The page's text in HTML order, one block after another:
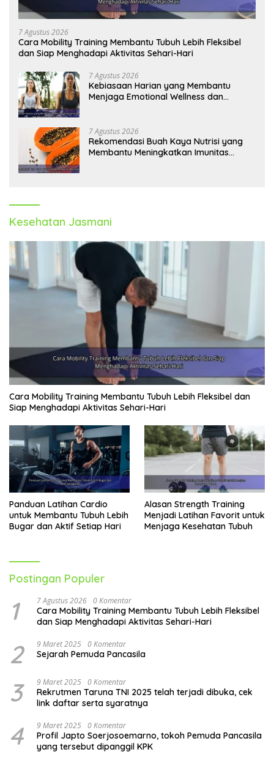
7 Agustus 2026
Cara Mobility Training Membantu Tubuh Lebih Fleksibel
dan Siap Menghadapi Aktivitas Sehari-Hari
7 Agustus 2026
Kebiasaan Harian yang Membantu
Menjaga Emotional Wellness dan
7 Agustus 2026
Rekomendasi Buah Kaya Nutrisi yang
Membantu Meningkatkan Imunitas
Kesehatan Jasmani
Cara Mobility Training Membantu Tubuh Lebih Fleksibel dan
Siap Menghadapi Aktivitas Sehari-Hari
Panduan Latihan Cardio
untuk Membantu Tubuh Lebih
Bugar dan Aktif Setiap Hari
Alasan Strength Training
Menjadi Latihan Favorit untuk
Menjaga Kesehatan Tubuh
Postingan Populer
1 7 Agustus 2026 0 Komentar
Cara Mobility Training Membantu Tubuh Lebih Fleksibel
dan Siap Menghadapi Aktivitas Sehari-Hari
2 9 Maret 2025 0 Komentar
Sejarah Pemuda Pancasila
3 9 Maret 2025 0 Komentar
Rekrutmen Taruna TNI 2025 telah terjadi dibuka, cek
link daftar serta syaratnya
4 9 Maret 2025 0 Komentar
Profil Japto Soerjosoemarno, tokoh Pemuda Pancasila
yang tersebut dipanggil KPK